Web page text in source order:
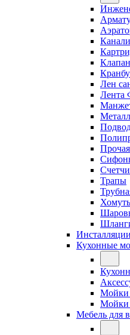
Лен
Лента
Трапы
Инсталляции
Кухонные
Мойки
Мойки
Мебель для